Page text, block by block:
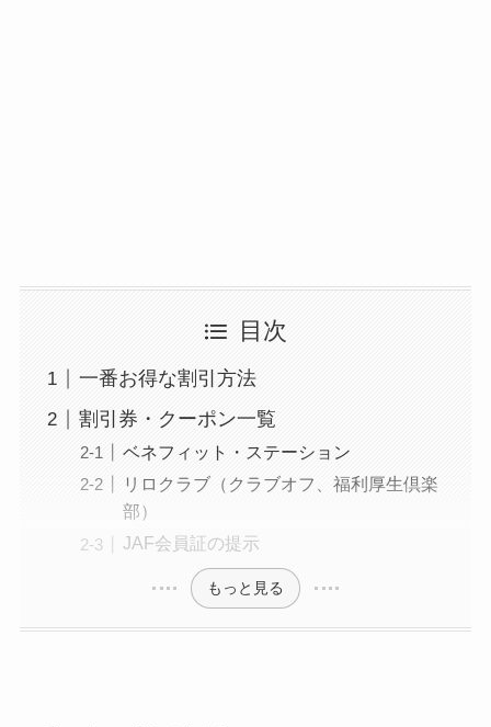
目次
一番お得な割引方法
割引券・クーポン一覧
ベネフィット・ステーション
リロクラブ（クラブオフ、福利厚生倶楽
部）
JAF会員証の提示
もっと見る